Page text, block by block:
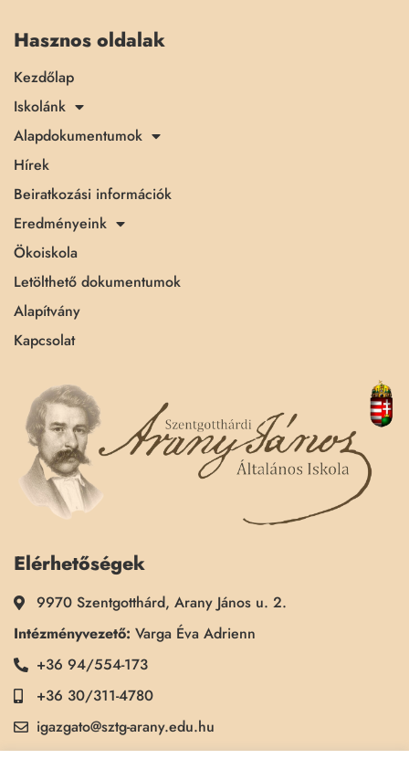
Hasznos oldalak
Kezdőlap
Iskolánk
Alapdokumentumok
Hírek
Beiratkozási információk
Eredményeink
Ökoiskola
Letölthető dokumentumok
Alapítvány
Kapcsolat
Elérhetőségek
9970 Szentgotthárd, Arany János u. 2.
Intézményvezető: Varga Éva Adrienn
+36 94/554-173
+36 30/311-4780
igazgato@sztg-arany.edu.hu